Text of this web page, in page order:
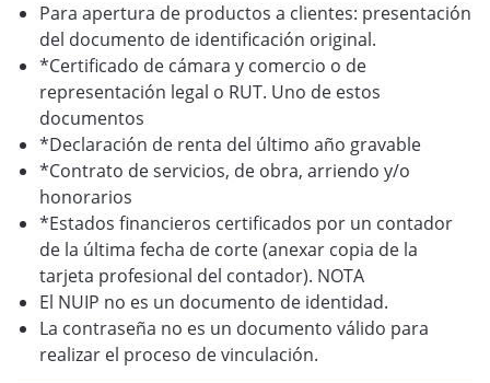
Para apertura de productos a clientes: presentación
del documento de identificación original.
*Certificado de cámara y comercio o de
representación legal o RUT. Uno de estos
documentos
*Declaración de renta del último año gravable
*Contrato de servicios, de obra, arriendo y/o
honorarios
*Estados financieros certificados por un contador
de la última fecha de corte (anexar copia de la
tarjeta profesional del contador). NOTA
El NUIP no es un documento de identidad.
La contraseña no es un documento válido para
realizar el proceso de vinculación.